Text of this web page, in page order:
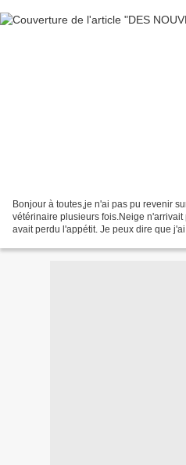
Bonjour à toutes,je n'ai pas pu revenir
vétérinaire plusieurs fois.Neige
avait perdu l'appétit. Je peux dire que